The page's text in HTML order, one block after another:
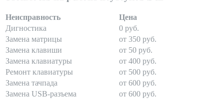
Неисправность
Цена
Дигностика
0 руб.
Замена матрицы
от 350 руб.
Замена клавиши
от 50 руб.
Замена клавиатуры
от 400 руб.
Ремонт клавиатуры
от 500 руб.
Замена тачпада
от 600 руб.
Замена USB-разъема
от 600 руб.